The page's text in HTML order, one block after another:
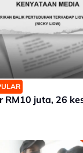
RM10 juta, 26